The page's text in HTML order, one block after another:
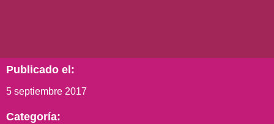
Publicado el:
5 septiembre 2017
Categoría: